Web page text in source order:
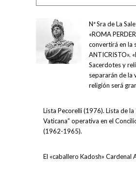
Nª Sra de La
«ROMA
convertirá en la
ANTICRISTO».
Sacerdotes y
separarán de la
religión será
Lista Pecorelli (1976). Lista de la
Vaticana” operativa en el
(1962-1965).
El «caballero Kadosh» Cardenal